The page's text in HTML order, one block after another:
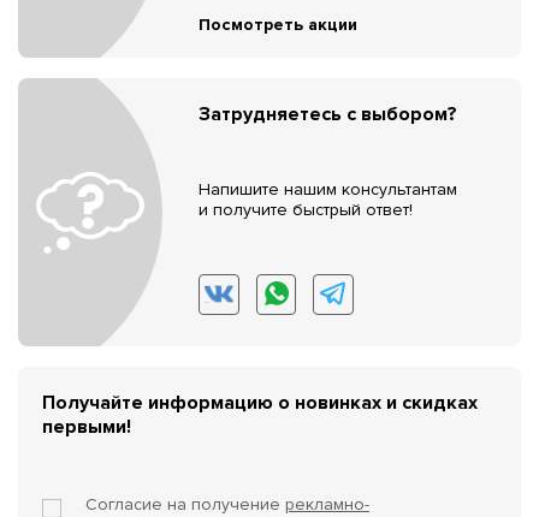
Посмотреть акции
Затрудняетесь с выбором?
Напишите нашим консультантам
и получите быстрый ответ!
Получайте информацию о новинках и скидках
первыми!
Согласие на получение рекламно-